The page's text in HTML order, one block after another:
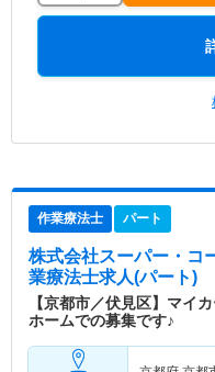
作業療法士 パート
株式会社スーパー・コ
業療法士求人(パート)
【京都市／伏見区】マイ
ホームでの募集です♪